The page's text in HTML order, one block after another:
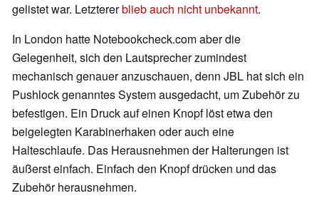
gelistet war. Letztererblieb auch nicht unbekannt.
In London hatte Notebookcheck.com aber die
Gelegenheit, sich den Lautsprecher zumindest
mechanisch genauer anzuschauen, denn JBL hat sich ein
Pushlock genanntes System ausgedacht, um Zubehör zu
befestigen. Ein Druck auf einen Knopf löst etwa den
beigelegten Karabinerhaken oder auch eine
Halteschlaufe. Das Herausnehmen der Halterungen ist
äußerst einfach. Einfach den Knopf drücken und das
Zubehör herausnehmen.